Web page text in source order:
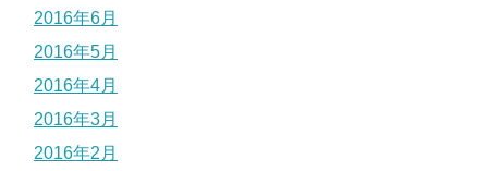
2016年6月
2016年5月
2016年4月
2016年3月
2016年2月